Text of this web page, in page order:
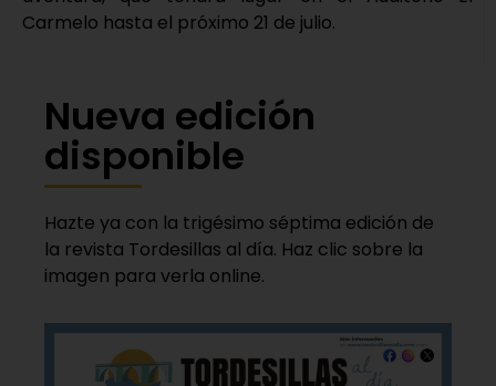
Carmelo hasta el próximo 21 de julio.
Nueva edición
disponible
Hazte ya con la trigésimo séptima edición de
la revista Tordesillas al día. Haz clic sobre la
imagen para verla online.